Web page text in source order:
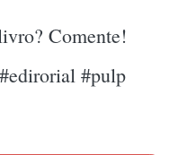
Comente!
#pulp